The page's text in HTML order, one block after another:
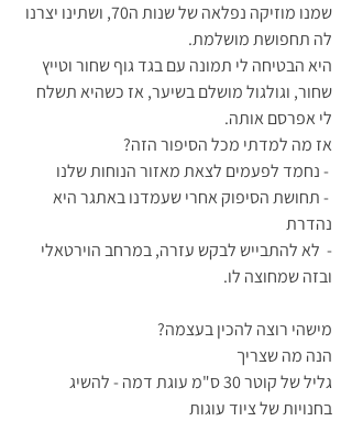
שמנו מוזיקה נפלאה של שנות ה70, ושתינו יצרנו
לה תחפושת מושלמת.
היא הבטיחה לי תמונה עם בגד גוף שחור וטייץ
שחור, וגולגול מושלם בשיער, אז כשהיא תשלח
לי אפרסם אותה.
אז מה למדתי מכל הסיפור הזה?
- תחושת הסיפוק אחרי שעמדנו באתגר היא
נהדרת
-  לא להתבייש לבקש עזרה, במרחב הוירטאלי
ובזה שמחוצה לו.
מישהי רוצה להכין בעצמה?
הנה מה שצריך
גליל של קוטר 30 ס"מ עוגת דמה - להשיג
בחנויות של ציוד עוגות